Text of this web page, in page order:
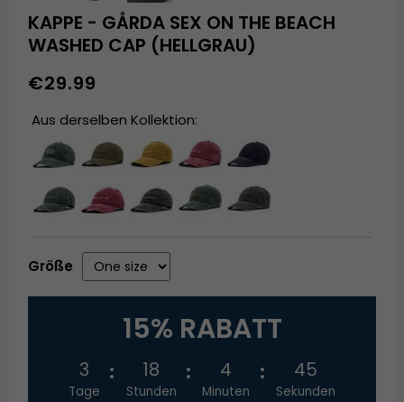
KAPPE - GÅRDA SEX ON THE BEACH
WASHED CAP (HELLGRAU)
€29.99
Aus derselben Kollektion:
Größe
15% RABATT
3
Tage
18
Stunden
4
Minuten
45
Sekunden